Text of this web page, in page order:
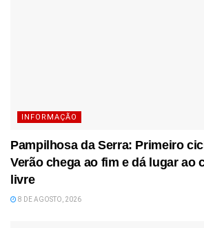
INFORMAÇÃO
Pampilhosa da Serra: Primeiro
Verão chega ao fim e dá lugar ao
livre
8 DE AGOSTO, 2026